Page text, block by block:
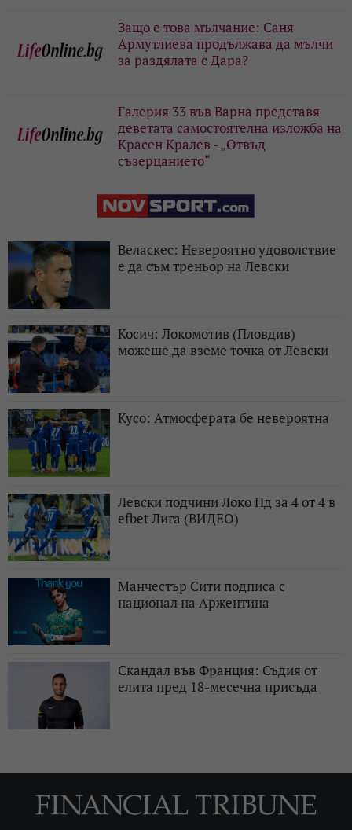
Защо е това мълчание: Саня
Армутлиева продължава да мълчи
за раздялата с Дара?
Галерия 33 във Варна представя
деветата самостоятелна изложба на
Красен Кралев - „Отвъд
съзерцанието“
Веласкес: Невероятно удоволствие
е да съм треньор на Левски
Косич: Локомотив (Пловдив)
можеше да вземе точка от Левски
Кусо: Атмосферата бе невероятна
Левски подчини Локо Пд за 4 от 4 в
efbet Лига (ВИДЕО)
Манчестър Сити подписа с
национал на Аржентина
Скандал във Франция: Съдия от
елита пред 18-месечна присъда